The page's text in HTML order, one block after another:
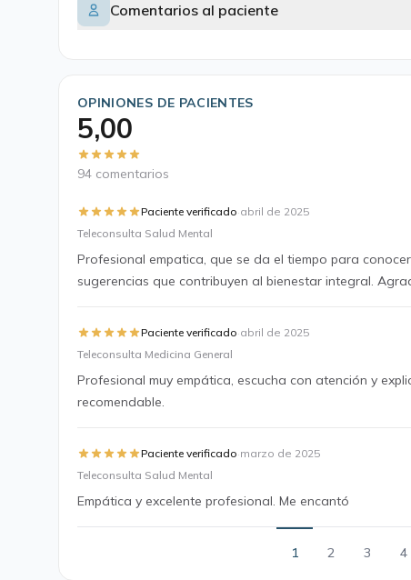
Comentarios al paciente
OPINIONES DE PACIENTES
5,00
94 comentarios
Paciente verificado·abril de 2025
Teleconsulta Salud Mental
Profesional empatica, que se da el tiempo para
sugerencias que contribuyen al bienestar integral.
Paciente verificado·abril de 2025
Teleconsulta Medicina General
Profesional muy empática, escucha con atención y
recomendable.
Paciente verificado·marzo de 2025
Teleconsulta Salud Mental
Empática y excelente profesional. Me encantó
1 2 3 4